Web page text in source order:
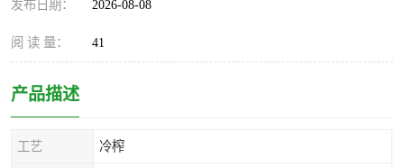
发布日期： 2026-08-08
阅 读 量： 41
产品描述
工艺 冷榨